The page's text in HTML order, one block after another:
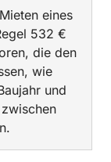
eines
532 €
die den
wie
und